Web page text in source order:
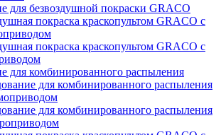
для безвоздушной покраски GRACO
покраска краскопультом GRACO с
покраска краскопультом GRACO с
для комбинированного распыления
для комбинированного распыления
для комбинированного распыления